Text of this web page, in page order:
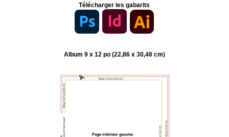
Télécharger les gabarits
Album 9 x 12 po (22,86 x 30,48 cm)